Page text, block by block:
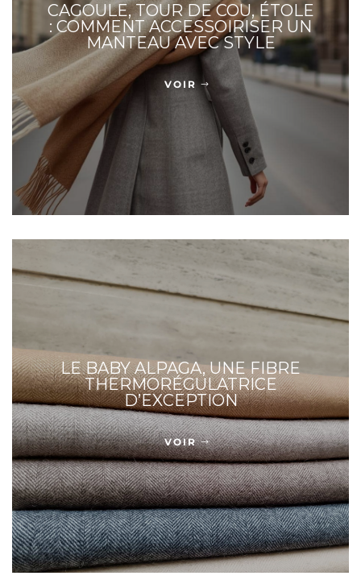
CAGOULE, TOUR DE COU, ÉTOLE
: COMMENT ACCESSOIRISER UN
MANTEAU AVEC STYLE
VOIR
LE BABY ALPAGA, UNE FIBRE
THERMORÉGULATRICE
D’EXCEPTION
VOIR